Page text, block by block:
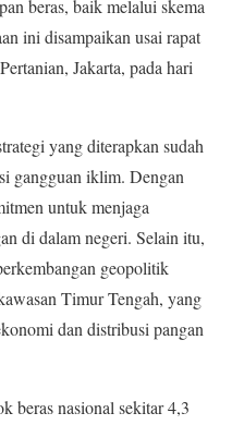
beras, baik melalui skema
ini disampaikan usai rapat
Jakarta, pada hari
yang diterapkan sudah
gangguan iklim. Dengan
untuk menjaga
di dalam negeri. Selain itu,
geopolitik
Timur Tengah, yang
dan distribusi pangan
beras nasional sekitar 4,3